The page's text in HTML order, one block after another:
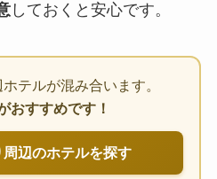
しておくと安心です。
テルが混み合います。
おすすめです！
辺のホテルを探す